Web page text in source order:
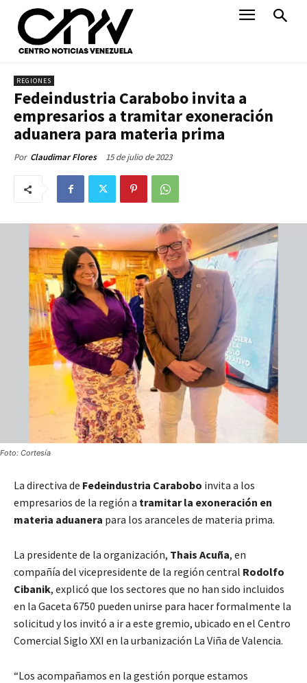
REGIONES
Fedeindustria Carabobo invita a
empresarios a tramitar exoneración
aduanera para materia prima
Por Claudimar Flores 15 de julio de 2023
Foto: Cortesía
La directiva de Fedeindustria Carabobo invita a los
empresarios de la región a tramitar la exoneración en
materia aduanera para los aranceles de materia prima.
La presidente de la organización, Thais Acuña, en
compañía del vicepresidente de la región central Rodolfo
Cibanik, explicó que los sectores que no han sido incluidos
en la Gaceta 6750 pueden unirse para hacer formalmente la
solicitud y los invitó a ir a este gremio, ubicado en el Centro
Comercial Siglo XXI en la urbanización La Viña de Valencia.
“Los acompañamos en la gestión porque estamos